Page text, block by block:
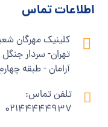
اطلاعات تماس
کلینیک مهرگان
تهران- سردار
آرامان - طبقه
تلفن تماس:
02144444937